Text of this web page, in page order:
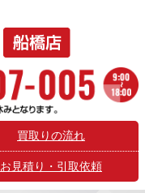
買取りの流れ
お見積り・引取依頼